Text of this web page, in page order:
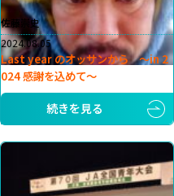
佐藤崇史
2024.08.05
Last year のオッサンから 〜in 2
024 感謝を込めて〜
続きを見る